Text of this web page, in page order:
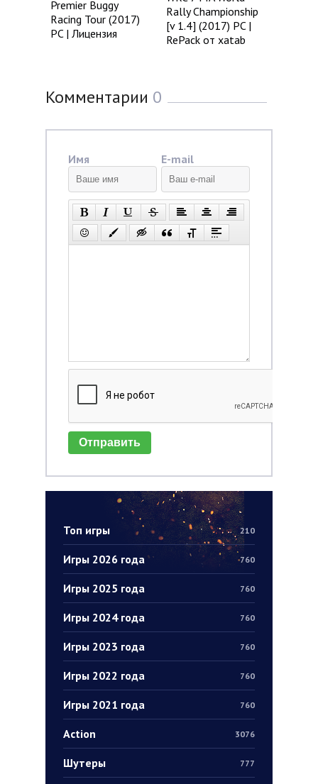
Топ игры 210
Игры 2026 года 760
Игры 2025 года 760
Игры 2024 года 760
Игры 2023 года 760
Игры 2022 года 760
Игры 2021 года 760
Action 3076
Шутеры 777
Premier Buggy
Racing Tour (2017)
PC | Лицензия
Rally Championship
[v 1.4] (2017) PC |
RePack от xatab
Комментарии 0
Имя E-mail
Отправить